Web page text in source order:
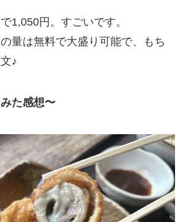
1,050円。すごいです。
量は無料で大盛り可能で、もち
♪
た感想〜